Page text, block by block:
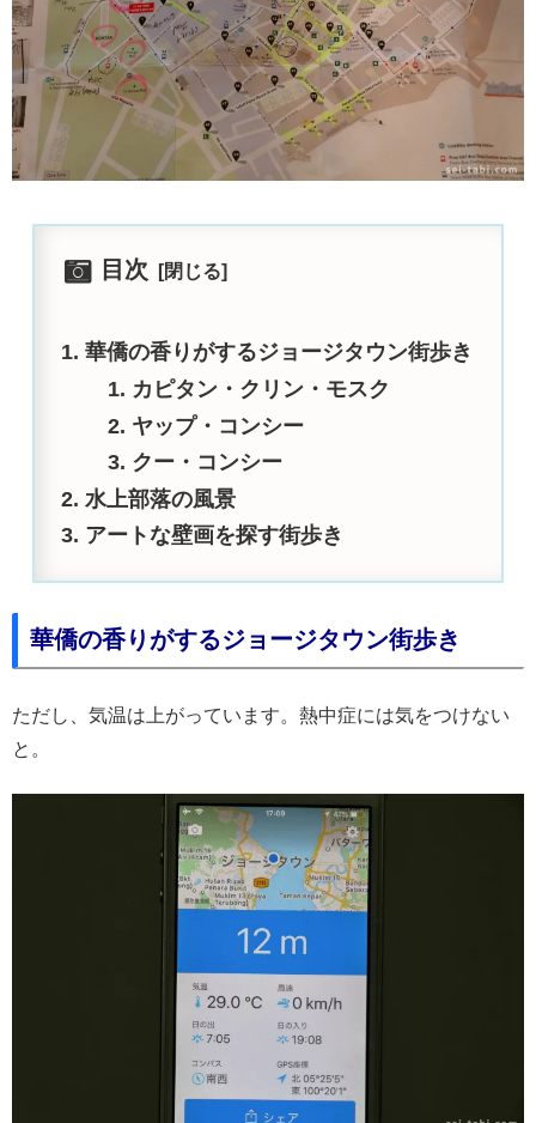
目次
華僑の香りがするジョージタウン街歩き
カピタン・クリン・モスク
ヤップ・コンシー
クー・コンシー
水上部落の風景
アートな壁画を探す街歩き
華僑の香りがするジョージタウン街歩き
ただし、気温は上がっています。熱中症には気をつけない
と。